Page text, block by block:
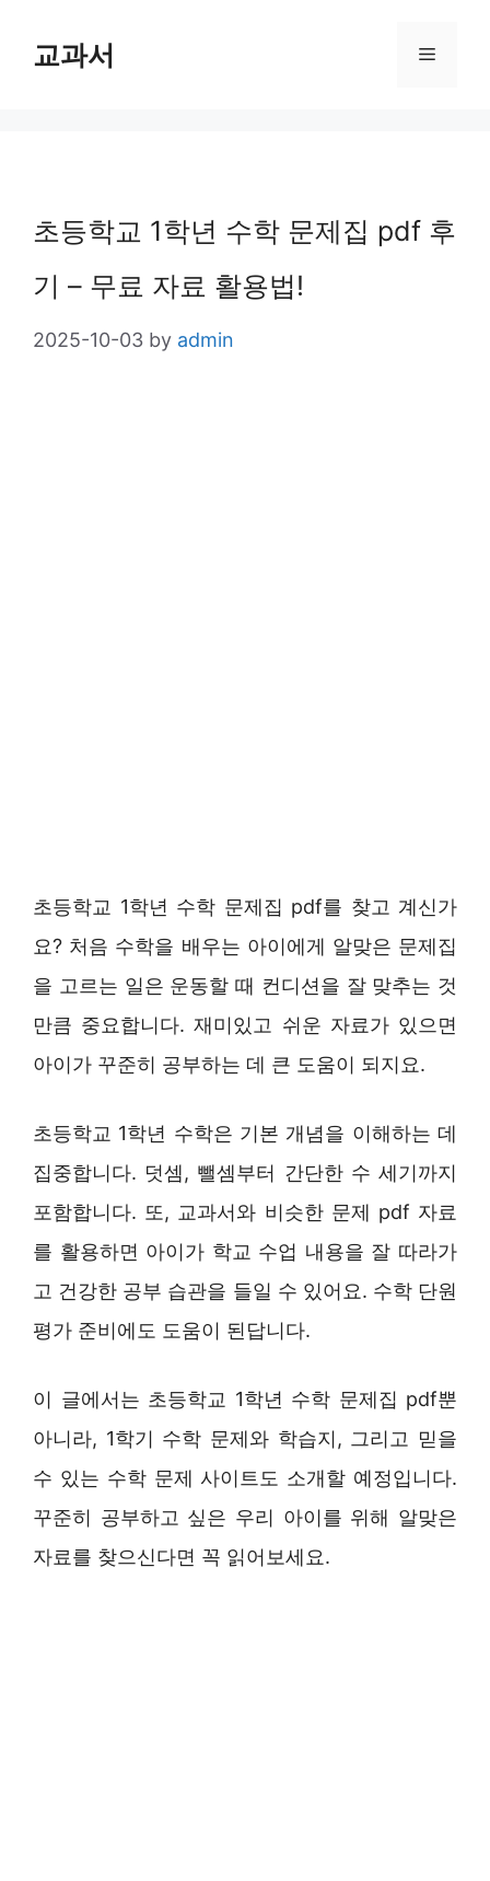
교과서 Menu
초등학교 1학년 수학 문제집 pdf 후
기 – 무료 자료 활용법!
2025-10-03 by admin
초등학교 1학년 수학 문제집 pdf를 찾고 계신가
요? 처음 수학을 배우는 아이에게 알맞은 문제집
을 고르는 일은 운동할 때 컨디션을 잘 맞추는 것
만큼 중요합니다. 재미있고 쉬운 자료가 있으면
아이가 꾸준히 공부하는 데 큰 도움이 되지요.
초등학교 1학년 수학은 기본 개념을 이해하는 데
집중합니다. 덧셈, 뺄셈부터 간단한 수 세기까지
포함합니다. 또, 교과서와 비슷한 문제 pdf 자료
를 활용하면 아이가 학교 수업 내용을 잘 따라가
고 건강한 공부 습관을 들일 수 있어요. 수학 단원
평가 준비에도 도움이 된답니다.
이 글에서는 초등학교 1학년 수학 문제집 pdf뿐
아니라, 1학기 수학 문제와 학습지, 그리고 믿을
수 있는 수학 문제 사이트도 소개할 예정입니다.
꾸준히 공부하고 싶은 우리 아이를 위해 알맞은
자료를 찾으신다면 꼭 읽어보세요.